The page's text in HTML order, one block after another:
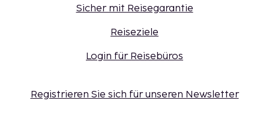
Sicher mit Reisegarantie
Reiseziele
Login für Reisebüros
Registrieren Sie sich für unseren Newsletter